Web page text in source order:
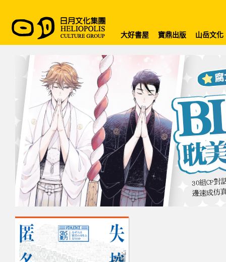
大好書屋 寶鼎出版 山岳文化